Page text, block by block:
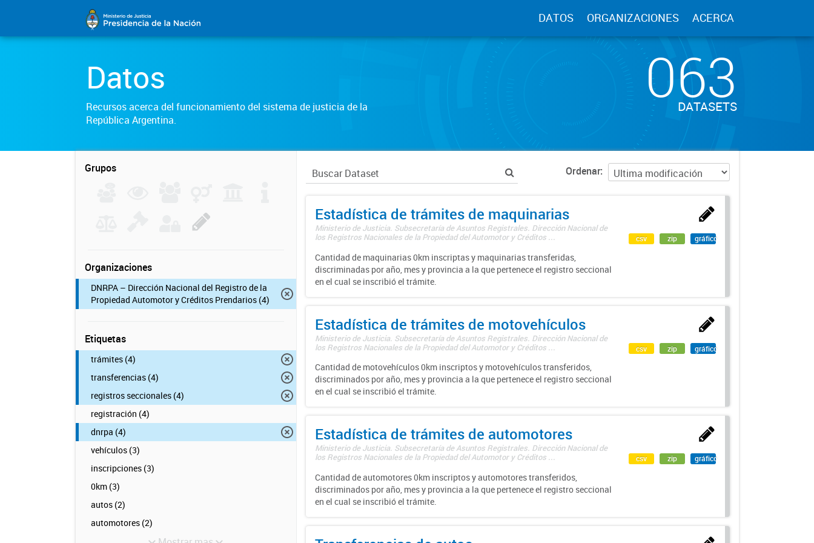
DATOS ORGANIZACIONES ACERCA
Datos
Recursos acerca del funcionamiento del sistema de justicia de la
República Argentina.
063
DATASETS
Grupos
Organizaciones
DNRPA – Dirección Nacional del Registro de la
Propiedad Automotor y Créditos Prendarios (4)
Etiquetas
trámites (4)
transferencias (4)
registros seccionales (4)
registración (4)
dnrpa (4)
vehículos (3)
inscripciones (3)
0km (3)
autos (2)
automotores (2)
Ordenar
Estadística de trámites de maquinarias
Ministerio de Justicia. Subsecretaría de Asuntos Registrales. Dirección Nacional de
los Registros Nacionales de la Propiedad del Automotor y Créditos ...
Cantidad de maquinarias 0km inscriptas y maquinarias transferidas,
discriminadas por año, mes y provincia a la que pertenece el registro seccional
en el cual se inscribió el trámite.
csv zip gráfico
Estadística de trámites de motovehículos
Ministerio de Justicia. Subsecretaría de Asuntos Registrales. Dirección Nacional de
los Registros Nacionales de la Propiedad del Automotor y Créditos ...
Cantidad de motovehículos 0km inscriptos y motovehículos transferidos,
discriminados por año, mes y provincia a la que pertenece el registro seccional
en el cual se inscribió el trámite.
csv zip gráfico
Estadística de trámites de automotores
Ministerio de Justicia. Subsecretaría de Asuntos Registrales. Dirección Nacional de
los Registros Nacionales de la Propiedad del Automotor y Créditos ...
Cantidad de automotores 0km inscriptos y automotores transferidos,
discriminados por año, mes y provincia a la que pertenece el registro seccional
en el cual se inscribió el trámite.
csv zip gráfico